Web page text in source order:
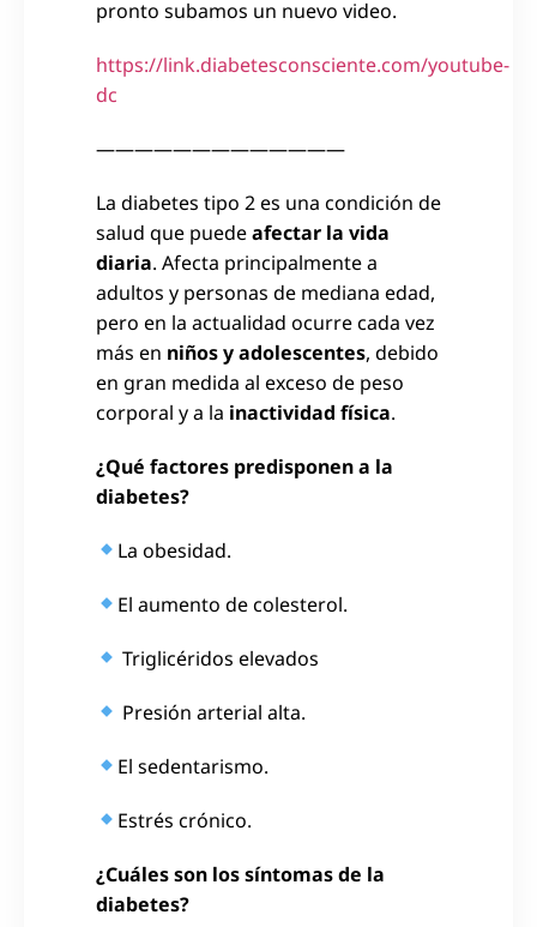
pronto subamos un nuevo video.
https://link.diabetesconsciente.com/youtube-
dc
—————————————
La diabetes tipo 2 es una condición de
salud que puedeafectar la vida
diaria. Afecta principalmente a
adultos y personas de mediana edad,
pero en la actualidad ocurre cada vez
más en niñosy adolescentes, debido
en gran medida al exceso de peso
corporal y a la inactividad física.
¿Qué factores predisponen a la
diabetes?
La obesidad.
El aumento de colesterol.
Triglicéridos elevados
Presión arterial alta.
El sedentarismo.
Estrés crónico.
¿Cuáles son los síntomas de la
diabetes?